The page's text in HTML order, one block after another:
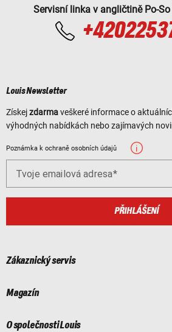
Servisní linka v angličtině Po-
Louis Newsletter
Získejzdarmaveškeré informace o
výhodných nabídkách nebo zajímavých
Poznámka k ochraně osobních údajů
Tvoje emailová adresa
PŘIHLÁŠENÍ
Zákaznický servis
Magazín
O společnosti Louis